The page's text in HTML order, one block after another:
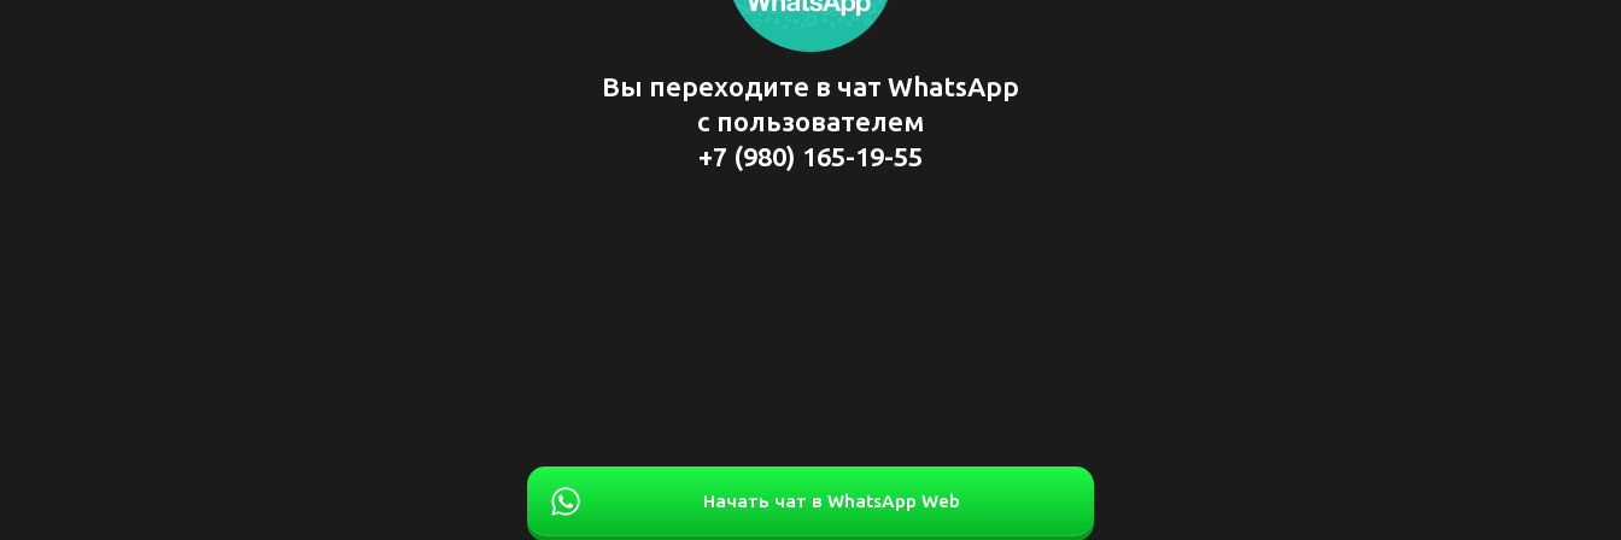
Вы переходите в чат WhatsApp
с пользователем
+7 (980) 165-19-55
Начать чат в WhatsApp Web